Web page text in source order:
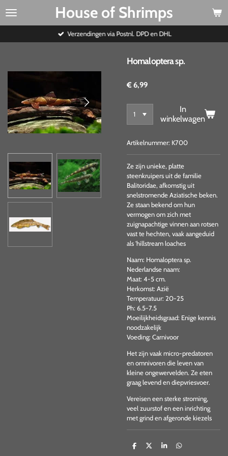
Ga
House of Shrimps
Verzendingen via Postnl. DPD en DHL
Homaloptera sp.
€ 6,99
In
winkelwagen
Artikelnummer: K700
Ze zijnunieke, platte
steenkruipers uit de familie
Balitoridae, afkomstig uit
snelstromende Aziatische beken.
Ze staan bekend om hun
vermogen om zich met
zuignapachtige vinnen aan rotsen
vast te hechten, vaak aangeduid
als 'hillstream loaches
Naam: Homaloptera sp.
Nederlandse naam:
Maat: 4-5 cm.
Herkomst: Azië
Temperatuur: 20-25
Ph: 6.5-7.5
Moeilijkheidsgraad: Enige kennis
noodzakelijk
Voeding: Carnivoor
Het zijn vaak micro-predatoren
en omnivoren die leven van
kleine ongewervelden. Ze eten
graag levend en diepvriesvoer.
Vereisen een sterke stroming,
veel zuurstof en een inrichting
met grind en afgeronde kiezels
D
D
S
D